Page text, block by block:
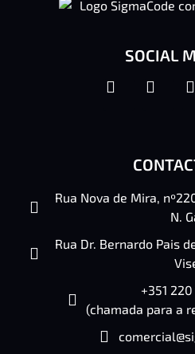
SOCIAL
Rua Nova de Mira,
N.
Rua Dr. Bernardo Pais
+351
(chamada para a